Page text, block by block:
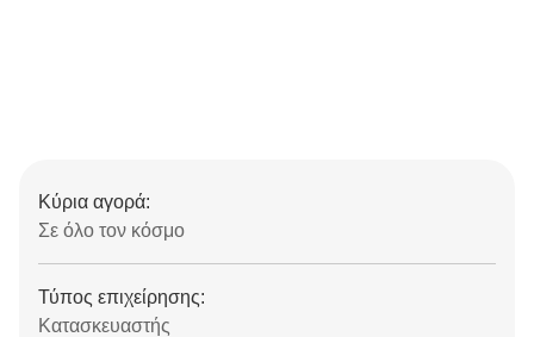
Κύρια αγορά:
Σε όλο τον κόσμο
Τύπος επιχείρησης:
Κατασκευαστής